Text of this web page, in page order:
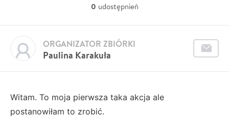
0 udostępnień
Paulina Karakuła
ORGANIZATOR ZBIÓRKI
Witam. To moja pierwsza taka akcja ale
postanowiłam to zrobić.